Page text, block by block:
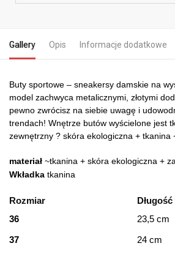
Gallery Opis Informacje dodatkowe
Buty sportowe – sneakersy damskie na
model zachwyca metalicznymi, złotymi
pewno zwrócisz na siebie uwagę i
trendach! Wnętrze butów wyścielone jest
zewnętrzny ? skóra ekologiczna + tkanina
materiał ~tkanina + skóra ekologiczna +
Wkładka tkanina
Rozmiar
36
23,5 cm
37
24 cm